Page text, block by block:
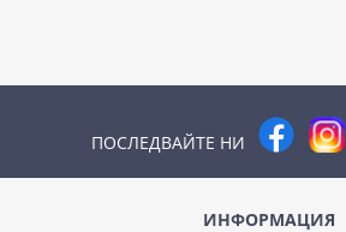
ПОСЛЕДВАЙТЕ НИ
ИНФОРМАЦИЯ